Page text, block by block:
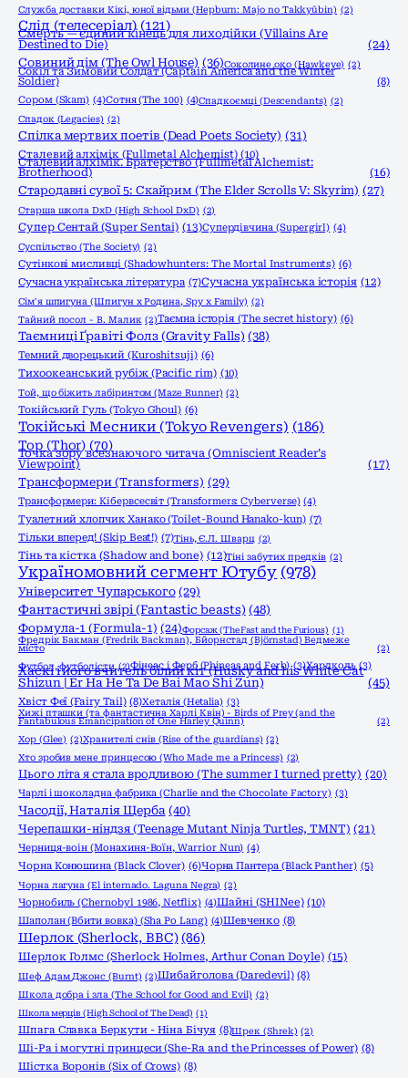
Служба доставки Кікі, юної відьми (Hepburn: Majo no Takkyūbin) (2)
Слід (телесеріал) (121)
Смерть — єдиний кінець для лиходійки (Villains Are
Destined to Die)
(24)
Совиний дім (The Owl House) (36)Соколине око (Hawkeye) (2)
Сокіл та Зимовий Солдат (Captain America and the Winter
Soldier)
(8)
Сором (Skam) (4)Сотня (The 100) (4)Спадкоємці (Descendants) (2)
Спадок (Legacies) (2)
Спілка мертвих поетів (Dead Poets Society) (31)
Сталевий алхімік (Fullmetal Alchemist) (10)
Сталевий алхімік. Братерство (Fullmetal Alchemist:
Brotherhood) (16)
Стародавні сувої 5: Скайрим (The Elder Scrolls V: Skyrim) (27)
Старша школа DxD (High School DxD) (2)
Супер Сентай (Super Sentai) (13)Супердівчина (Supergirl) (4)
Суспільство (The Society) (2)
Сутінкові мисливці (Shadowhunters: The Mortal Instruments) (6)
Сучасна українська література (7)Сучасна українська історія (12)
Сім'я шпигуна (Шпигун x Родина, Spy x Family) (2)
Тайний посол - В. Малик (2)Таємна історія (The secret history) (6)
Таємниці Ґравіті Фолз (Gravity Falls) (38)
Темний дворецький (Kuroshitsuji) (6)
Тихоокеанський рубіж (Pacific rim) (10)
Той, що біжить лабіринтом (Maze Runner) (2)
Токійський Гуль (Tokyo Ghoul) (6)
Токійські Месники (Tokyo Revengers) (186)
Тор (Thor) (70)
Точка зору всезнаючого читача (Omniscient Reader’s
Viewpoint)
(17)
Трансформери (Transformers) (29)
Трансформери: Кібервсесвіт (Transformers: Cyberverse) (4)
Туалетний хлопчик Ханако (Toilet-Bound Hanako-kun) (7)
Тільки вперед! (Skip Beat!) (7)Тінь, Є.Л. Шварц (2)
Тінь та кістка (Shadow and bone) (12)Тіні забутих предків (2)
Україномовний сегмент Ютубу (978)
Університет Чупарського (29)
Фантастичні звірі (Fantastic beasts) (48)
Формула-1 (Formula-1) (24)Форсаж (The Fast and the Furious) (1)
Фредрік Бакман (Fredrik Backman), Бйорнстад (Björnstad) Ведмеже
місто
(2)
Футбол, футболісти (2)Фінеас і Ферб (Phineas and Ferb) (3)Хардколь (3)
Хаскі і його вчитель білий кіт (Husky and his White Cat
Shizun | Er Ha He Ta De Bai Mao Shi Zun)
(45)
Хвіст Феї (Fairy Tail) (8)Хеталія (Hetalia) (3)
Хижі пташки (та фантастична Харлі Квін) - Birds of Prey (and the
Fantabulous Emancipation of One Harley Quinn)
(2)
Хор (Glee) (2)Хранителі снів (Rise of the guardians) (2)
Хто зробив мене принцесою (Who Made me a Princess) (2)
Цього літа я стала вродливою (The summer I turned pretty) (20)
Чарлі і шоколадна фабрика (Charlie and the Chocolate Factory) (3)
Часодії, Наталія Щерба (40)
Черепашки-ніндзя (Teenage Mutant Ninja Turtles, TMNT) (21)
Черниця-воiн (Монахиня-Воïн, Warrior Nun) (4)
Чорна Конюшина (Black Clover) (6)Чорна Пантера (Black Panther) (5)
Чорна лагуна (El internado. Laguna Negra) (2)
Чорнобиль (Chernobyl 1986, Netflix) (4)Шайні (SHINee) (10)
Шаполан (Вбити вовка) (Sha Po Lang) (4)Шевченко (8)
Шерлок (Sherlock, ВВС) (86)
Шерлок Голмс (Sherlock Holmes, Arthur Conan Doyle) (15)
Шеф Адам Джонс (Burnt) (2)Шибайголова (Daredevil) (8)
Школа добра і зла (The School for Good and Evil) (2)
Школа мерців (High School of The Dead) (1)
Шпага Славка Беркути - Ніна Бічуя (8)Шрек (Shrek) (2)
Ші-Ра і могутні принцеси (She-Ra and the Princesses of Power) (8)
Шістка Воронів (Six of Crows) (8)